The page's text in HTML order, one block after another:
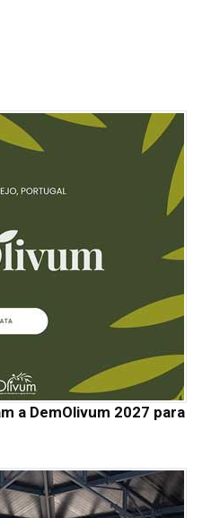
a DemOlivum 2027 para